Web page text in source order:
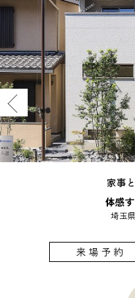
家事
体感
埼玉
来場予約